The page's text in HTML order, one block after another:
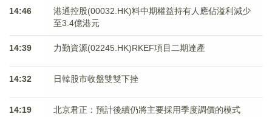
14:46
港通控股(00032.HK)料中期權益持有人應佔溢利減少
至3.4億港元
14:39 力勤資源(02245.HK)RKEF項目二期達產
14:32 日韓股市收盤雙雙下挫
14:19 北京君正：預計後續仍將主要採用季度調價的模式